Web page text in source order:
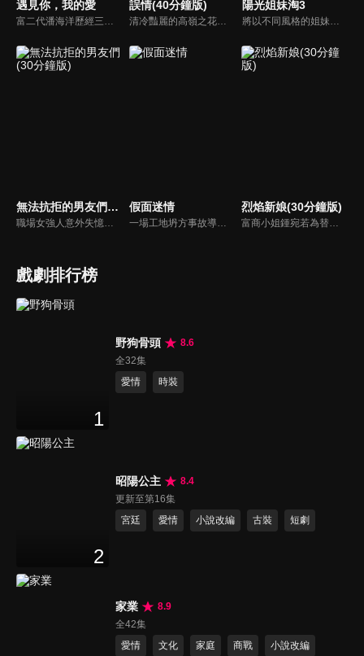
遇見你，我的愛
富二代潘海洋歷經三次失敗婚姻，認為金錢阻礙愛情。唯第一任妻子陸雪怡真心待他。好友伊軒勸他隱藏身份。他在酒吧對芭蕾舞演員韓夢瑤一見鍾情。便化身業務經理與她相戀。熱戀中潘海洋決定娶韓夢瑤，卻在婚前發現韓夢瑤三年前曾是自己公司員工，進而揭開伊軒與韓夢瑤為還債設局圖謀他財產的陰謀...
誤情(40分鐘版)
清冷豔麗的高嶺之花江時淺在遭受霸淩、暴力等一系列事件後，華麗蛻變逆襲歸來，用一場精心策劃強勢開啟自己的復仇之路，最終收穫內心救贖與愛情的故事。
陽光姐妹淘3
將以不同風格的姐妹淘之旅，展現原生態小眾島嶼風貌，呈現時尚微度假；主持人沈凌繼續化身暖心管家，為明星嘉賓陳妍希、楊千嬅、張雨綺、景甜、周筆暢、吳宣儀貼心護航，共同度過24小時的甜蜜時光。
無法抗拒的男友們(30分鐘版)
職場女強人意外失憶後重啟人生，一覺醒來，竟與公司老闆、部門總監、實習生三人同時「戀愛」。通過這甜蜜浪漫、驚險刺激又難以抉擇的感情生活後，最終發現愛情真正的意義。
假面迷情
一場工地坍方事故導致尤尤家破人亡。衝動之下前去尋仇，卻誤傷安國軒之子齊東，被迫遠走他鄉。齊東暗中救她，隱瞞身世守護多年，只為揭開父親的陰謀。五年後，尤尤化名歸來，捲入星耀集團繼承權爭鬥。她與齊東歷經誤解與聯手，終查明父母冤案。真相大白，惡人伏法，兩人攜手走出黑暗，迎來光明未來。
烈焰新娘(30分鐘版)
富商小姐鍾宛若為替未婚夫劉子潤復仇，假意投誠敵對的夏軍，卻不料遭到夏軍少帥沐少離威脅強娶，由此各懷算計的倆人成為了夫妻，並在一系列鬥智鬥勇的婚後生活中愛上了彼此。而就在兩人濃情時，鍾宛若意外得知了沐少離的真實身份，在彼此的不信任和軍閥爭霸的陰謀下，相愛的倆人開始了互相折磨 。
戲劇排行榜
1
野狗骨頭
8.6
全32集
愛情
時裝
2
昭陽公主
8.4
更新至第16集
宮廷
愛情 小說改編 古裝 短劇
家業
8.9
全42集
愛情
文化 家庭 商戰 小說改編